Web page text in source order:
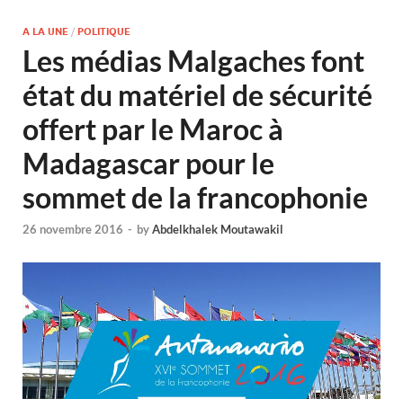
A LA UNE / POLITIQUE
Les médias Malgaches font
état du matériel de sécurité
offert par le Maroc à
Madagascar pour le
sommet de la francophonie
26 novembre 2016 - byAbdelkhalek Moutawakil